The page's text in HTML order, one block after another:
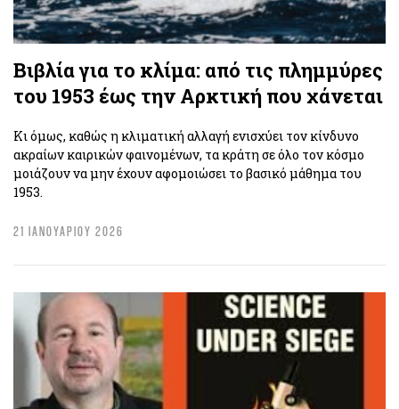
Βιβλία για το κλίμα: από τις πλημμύρες
του 1953 έως την Αρκτική που χάνεται
Κι όμως, καθώς η κλιματική αλλαγή ενισχύει τον κίνδυνο
ακραίων καιρικών φαινομένων, τα κράτη σε όλο τον κόσμο
μοιάζουν να μην έχουν αφομοιώσει το βασικό μάθημα του
1953.
21 ΙΑΝΟΥΑΡΙΟΥ 2026